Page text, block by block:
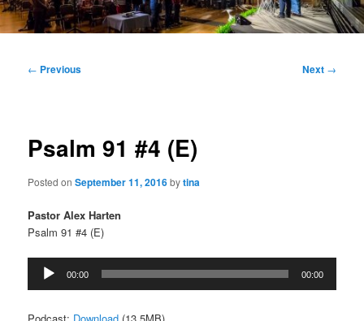
Post
← Previous Next →
Psalm 91 #4 (E)
Posted onSeptember 11, 2016bytina
Pastor Alex Harten
Psalm 91 #4 (E)
Audio
Player
00:00 00:00